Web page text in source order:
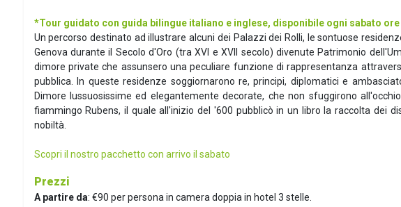
*Tour guidato con guida bilingue italiano e inglese, disponibile ogni sabato ore
Un percorso destinato ad illustrare alcuni dei Palazzi dei Rolli, le sontuose
Genova durante il Secolo d'Oro (tra XVI e XVII secolo) divenute Patrimonio
dimore private che assunsero una peculiare funzione di rappresentanza
pubblica. In queste residenze soggiornarono re, principi, diplomatici e
Dimore lussuosissime ed elegantemente decorate, che non sfuggirono
fiammingo Rubens, il quale all'inizio del '600 pubblicò in un libro la raccolta dei
nobiltà.
Scopri il nostro pacchetto con arrivo il sabato
Prezzi
A partire da: €90 per persona in camera doppia in hotel 3 stelle.